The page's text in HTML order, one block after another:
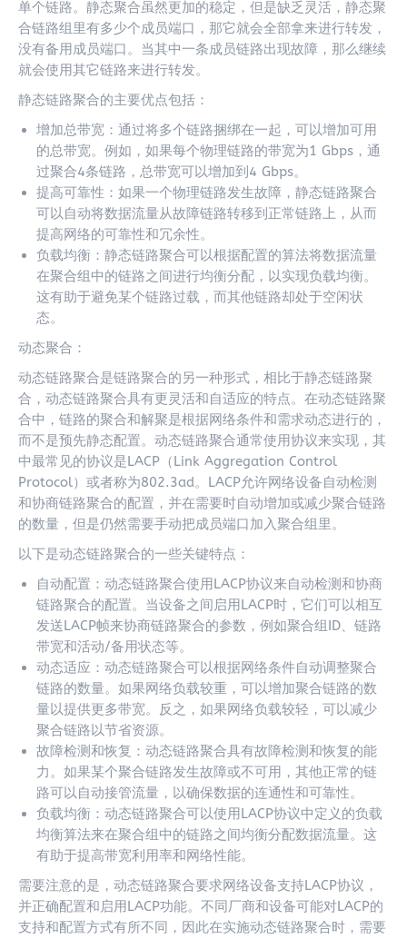
单个链路。静态聚合虽然更加的稳定，但是缺乏灵活，静态聚
合链路组里有多少个成员端口，那它就会全部拿来进行转发，
没有备用成员端口。当其中一条成员链路出现故障，那么继续
就会使用其它链路来进行转发。
静态链路聚合的主要优点包括：
增加总带宽：通过将多个链路捆绑在一起，可以增加可用
的总带宽。例如，如果每个物理链路的带宽为1 Gbps，通
过聚合4条链路，总带宽可以增加到4 Gbps。
提高可靠性：如果一个物理链路发生故障，静态链路聚合
可以自动将数据流量从故障链路转移到正常链路上，从而
提高网络的可靠性和冗余性。
负载均衡：静态链路聚合可以根据配置的算法将数据流量
在聚合组中的链路之间进行均衡分配，以实现负载均衡。
这有助于避免某个链路过载，而其他链路却处于空闲状
态。
动态聚合：
动态链路聚合是链路聚合的另一种形式，相比于静态链路聚
合，动态链路聚合具有更灵活和自适应的特点。在动态链路聚
合中，链路的聚合和解聚是根据网络条件和需求动态进行的，
而不是预先静态配置。动态链路聚合通常使用协议来实现，其
中最常见的协议是LACP（Link Aggregation Control
Protocol）或者称为802.3ad。LACP允许网络设备自动检测
和协商链路聚合的配置，并在需要时自动增加或减少聚合链路
的数量，但是仍然需要手动把成员端口加入聚合组里。
以下是动态链路聚合的一些关键特点：
自动配置：动态链路聚合使用LACP协议来自动检测和协商
链路聚合的配置。当设备之间启用LACP时，它们可以相互
发送LACP帧来协商链路聚合的参数，例如聚合组ID、链路
带宽和活动/备用状态等。
动态适应：动态链路聚合可以根据网络条件自动调整聚合
链路的数量。如果网络负载较重，可以增加聚合链路的数
量以提供更多带宽。反之，如果网络负载较轻，可以减少
聚合链路以节省资源。
故障检测和恢复：动态链路聚合具有故障检测和恢复的能
力。如果某个聚合链路发生故障或不可用，其他正常的链
路可以自动接管流量，以确保数据的连通性和可靠性。
负载均衡：动态链路聚合可以使用LACP协议中定义的负载
均衡算法来在聚合组中的链路之间均衡分配数据流量。这
有助于提高带宽利用率和网络性能。
需要注意的是，动态链路聚合要求网络设备支持LACP协议，
并正确配置和启用LACP功能。不同厂商和设备可能对LACP的
支持和配置方式有所不同，因此在实施动态链路聚合时，需要